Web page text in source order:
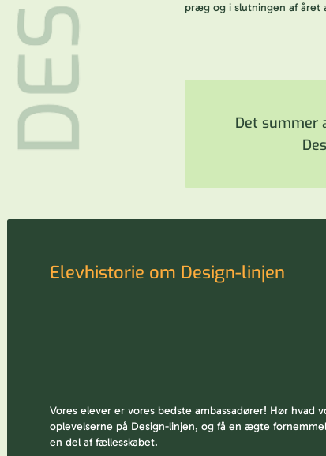
præg og i slutningen af året
Det summer
Elevhistorie om Design-linjen
Vores elever er vores bedste ambassadører! Hør hvad
oplevelserne på Design-linjen, og få en ægte
en del af fællesskabet.